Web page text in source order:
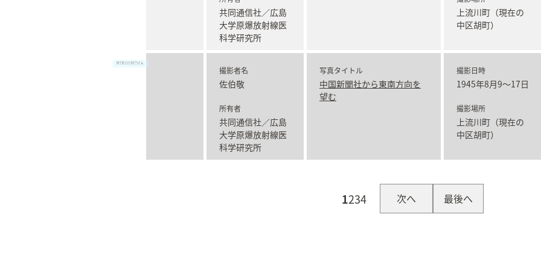
共同通信社／広島
大学原爆放射線医
科学研究所
上流川町（現在の
中区胡町）
撮影者名
佐伯敬
所有者
共同通信社／広島
大学原爆放射線医
科学研究所
写真タイトル
中国新聞社から東南方向を
望む
撮影日時
1945年8月9～17日
撮影場所
上流川町（現在の
中区胡町）
1234 次へ 最後へ